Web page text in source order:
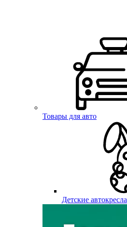
Товары для авто
Детские автокресла